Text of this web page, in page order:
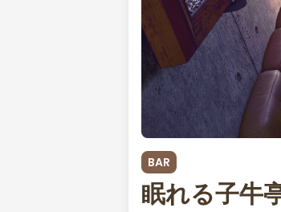
BAR
眠れる子牛